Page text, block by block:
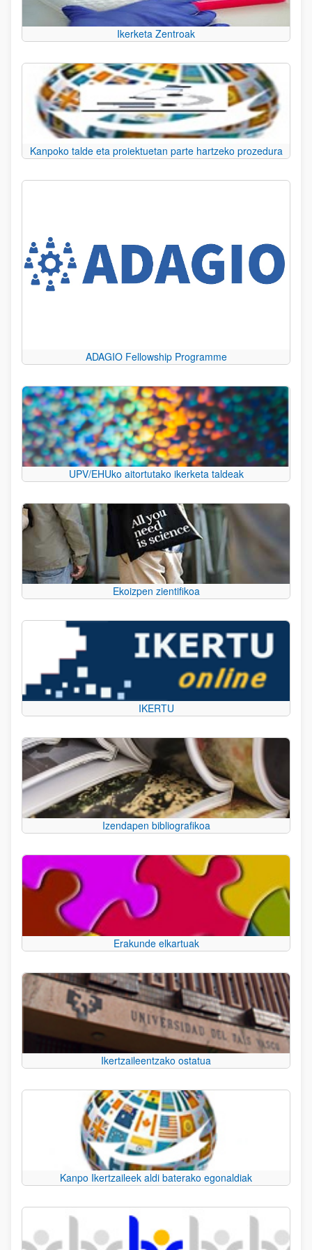
Ikerketa Zentroak
Kanpoko talde eta proiektuetan parte hartzeko prozedura
ADAGIO Fellowship Programme
UPV/EHUko aitortutako ikerketa taldeak
Ekoizpen zientifikoa
IKERTU
Izendapen bibliografikoa
Erakunde elkartuak
Ikertzaileentzako ostatua
Kanpo Ikertzaileek aldi baterako egonaldiak